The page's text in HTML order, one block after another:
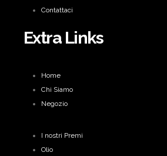
Contattaci
Extra Links
Home
Chi Siamo
Negozio
I nostri Premi
Olio